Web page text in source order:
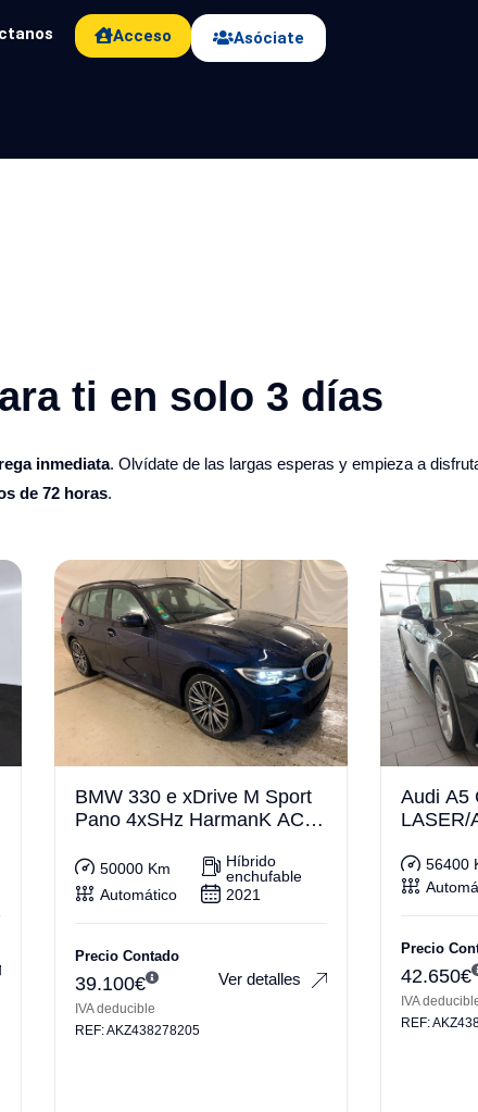
Acceso Asóciate
ti en solo 3 días​
inmediata. Olvídate de las largas esperas y empieza a
de 72 horas.
BMW 330 e xDrive M Sport
Pano 4xSHz HarmanK ACC
50000 Km
Híbrido
enchufable
Automático
2021
Precio Contado
39.100€
IVA deducible
Ver detalles
REF: AKZ438278205
Audi A5
LASER/
56400
Precio
42.650€
IVA
REF: